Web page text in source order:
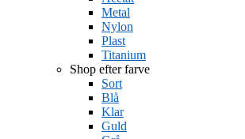
Metal
Nylon
Plast
Titanium
Shop efter farve
Sort
Blå
Klar
Guld